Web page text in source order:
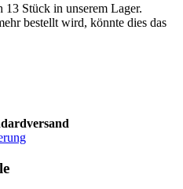
Stück in unserem Lager.
bestellt wird, könnte dies das